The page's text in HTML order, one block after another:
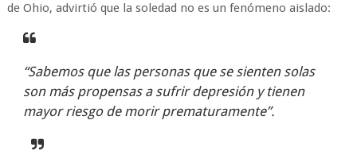
de Ohio, advirtió que la soledad no es un fenómeno aislado:
“Sabemos que las personas que se sienten solas
son más propensas a sufrir depresión y tienen
mayor riesgo de morir prematuramente”.